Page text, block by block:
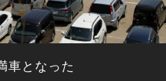
車となった